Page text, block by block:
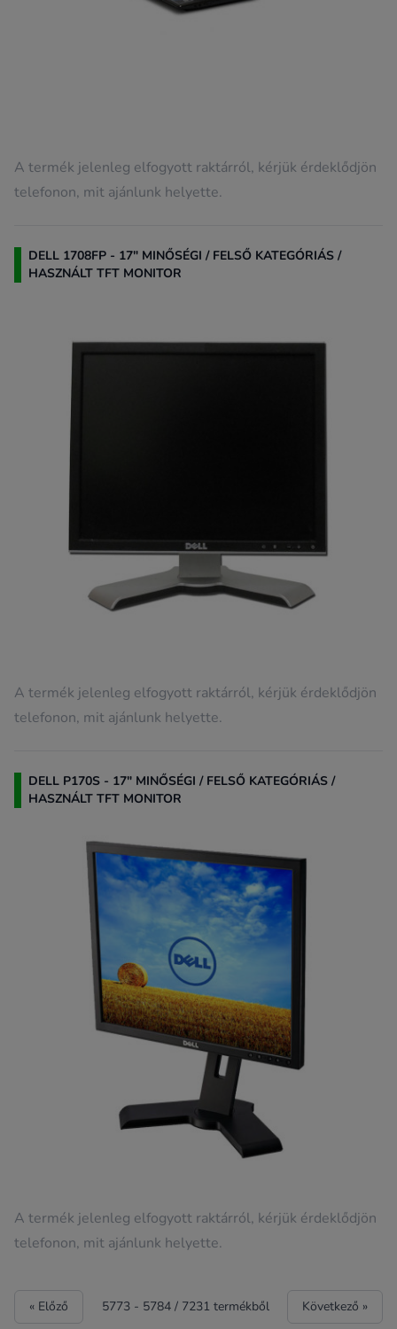
A termék jelenleg elfogyott raktárról, kérjük érdeklődjön
telefonon, mit ajánlunk helyette.
DELL 1708FP - 17" MINŐSÉGI / FELSŐ KATEGÓRIÁS /
HASZNÁLT TFT MONITOR
A termék jelenleg elfogyott raktárról, kérjük érdeklődjön
telefonon, mit ajánlunk helyette.
DELL P170S - 17" MINŐSÉGI / FELSŐ KATEGÓRIÁS /
HASZNÁLT TFT MONITOR
A termék jelenleg elfogyott raktárról, kérjük érdeklődjön
telefonon, mit ajánlunk helyette.
« Előző 5773- 5784/ 7231 termékből Következő »